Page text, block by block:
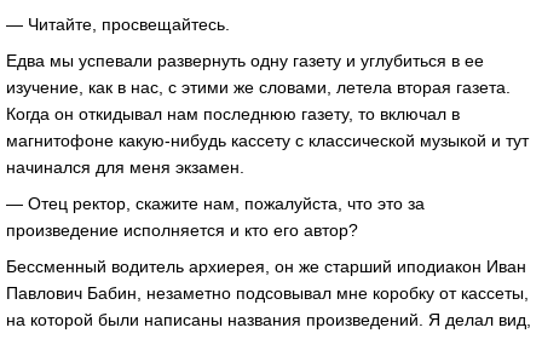
— Читайте, просвещайтесь.
Едва мы успевали развернуть одну газету и углубиться в ее
изучение, как в нас, с этими же словами, летела вторая газета.
Когда он откидывал нам последнюю газету, то включал в
магнитофоне какую-нибудь кассету с классической музыкой и тут
начинался для меня экзамен.
— Отец ректор, скажите нам, пожалуйста, что это за
произведение исполняется и кто его автор?
Бессменный водитель архиерея, он же старший иподиакон Иван
Павлович Бабин, незаметно подсовывал мне коробку от кассеты,
на которой были написаны названия произведений. Я делал вид,